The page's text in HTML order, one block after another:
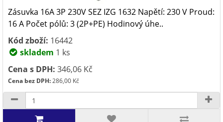
Zásuvka 16A 3P 230V SEZ IZG 1632 Napětí: 230 V Proud:
16 A Počet pólů: 3 (2P+PE) Hodinový úhe..
Kód zboží: 16442
skladem 1 ks
Cena s DPH: 346,06 Kč
Cena bez DPH:286,00 Kč